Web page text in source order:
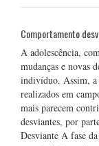
Comportamento
A adolescência,
mudanças e novas
indivíduo. Assim, a
realizados em
mais parecem
desviantes, por
Desviante A fase